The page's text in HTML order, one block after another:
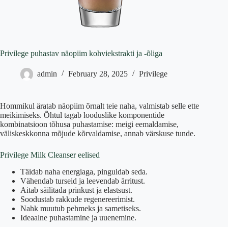
Privilege puhastav näopiim kohviekstrakti ja -õliga
admin February 28, 2025 Privilege
Hommikul äratab näopiim õrnalt teie naha, valmistab selle ette
meikimiseks. Õhtul tagab looduslike komponentide
kombinatsioon tõhusa puhastamise: meigi eemaldamise,
väliskeskkonna mõjude kõrvaldamise, annab värskuse tunde.
Privilege Milk Cleanser eelised
Täidab naha energiaga, pinguldab seda.
Vähendab turseid ja leevendab ärritust.
Aitab säilitada prinkust ja elastsust.
Soodustab rakkude regenereerimist.
Nahk muutub pehmeks ja sametiseks.
Ideaalne puhastamine ja uuenemine.